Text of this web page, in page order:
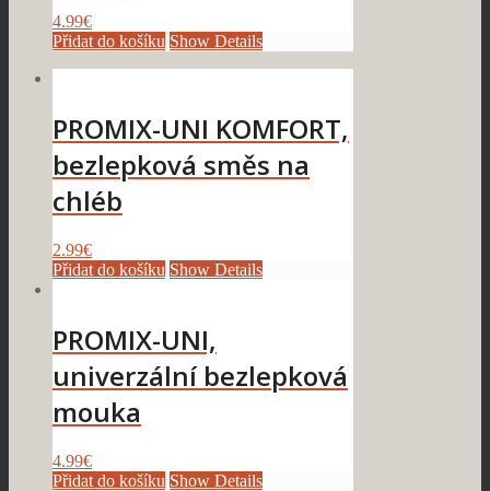
4.99€
Přidat do košíku Show Details
PROMIX-UNI KOMFORT,
bezlepková směs na
chléb
2.99€
Přidat do košíku Show Details
PROMIX-UNI,
univerzální bezlepková
mouka
4.99€
Přidat do košíku Show Details